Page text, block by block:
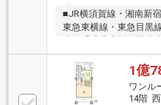
■JR横須賀線・湘南新
東急東横線・東急目黒
建て15階部分・南西向
ただける約6帖のサー
ングとの続き間として
1億
ワンル
14階 西